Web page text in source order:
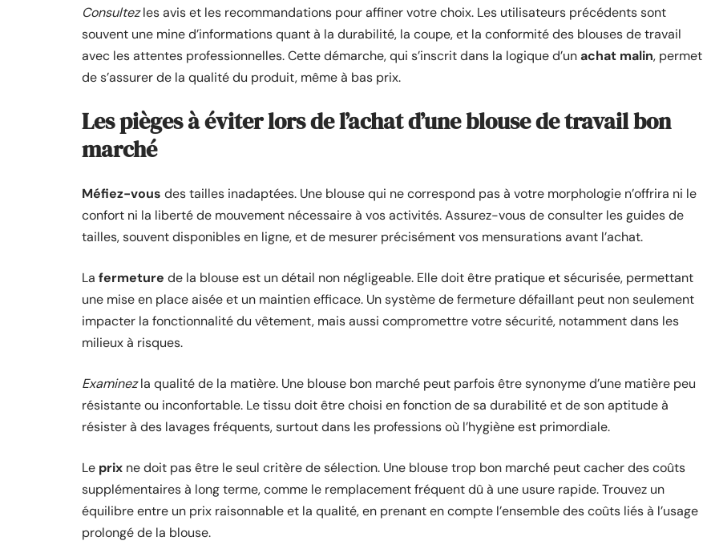
Consultezles avis et les recommandations pour affiner votre choix. Les utilisateurs précédents sont
souvent une mine d’informations quant à la durabilité, la coupe, et la conformité des blouses de travail
avec les attentes professionnelles. Cette démarche, qui s’inscrit dans la logique d’unachat malin, permet
de s’assurer de la qualité du produit, même à bas prix.
Les pièges à éviter lors de l’achat d’une blouse de travail bon
marché
Méfiez-vous des tailles inadaptées. Une blouse qui ne correspond pas à votre morphologie n’offrira ni le
confort ni la liberté de mouvement nécessaire à vos activités. Assurez-vous de consulter les guides de
tailles, souvent disponibles en ligne, et de mesurer précisément vos mensurations avant l’achat.
La fermeture de la blouse est un détail non négligeable. Elle doit être pratique et sécurisée, permettant
une mise en place aisée et un maintien efficace. Un système de fermeture défaillant peut non seulement
impacter la fonctionnalité du vêtement, mais aussi compromettre votre sécurité, notamment dans les
milieux à risques.
Examinezla qualité de la matière. Une blouse bon marché peut parfois être synonyme d’une matière peu
résistante ou inconfortable. Le tissu doit être choisi en fonction de sa durabilité et de son aptitude à
résister à des lavages fréquents, surtout dans les professions où l’hygiène est primordiale.
Le prix ne doit pas être le seul critère de sélection. Une blouse trop bon marché peut cacher des coûts
supplémentaires à long terme, comme le remplacement fréquent dû à une usure rapide. Trouvez un
équilibre entre un prix raisonnable et la qualité, en prenant en compte l’ensemble des coûts liés à l’usage
prolongé de la blouse.